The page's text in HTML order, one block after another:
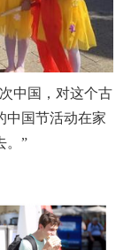
中国，对这个古
中国节活动在家
。”